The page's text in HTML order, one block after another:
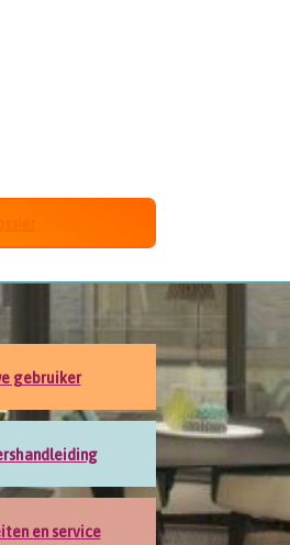
gebruiker
en service